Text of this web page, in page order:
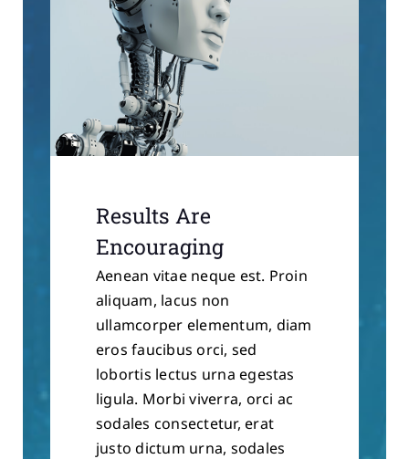
Results Are
Encouraging
Aenean vitae neque est. Proin
aliquam, lacus non
ullamcorper elementum, diam
eros faucibus orci, sed
lobortis lectus urna egestas
ligula. Morbi viverra, orci ac
sodales consectetur, erat
justo dictum urna, sodales